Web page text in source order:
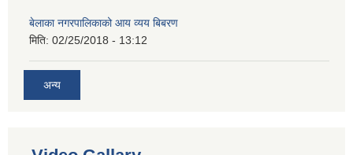
बेलाका नगरपालिकाको आय व्यय बिबरण
मिति: 02/25/2018 - 13:12
अन्य